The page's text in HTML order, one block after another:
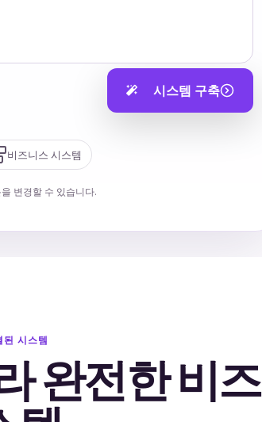
시스템 구축
비즈니스 시스템
변경할 수 있습니다.
시스템
완전한 비즈